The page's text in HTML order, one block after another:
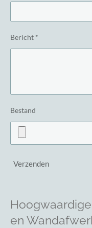
Bericht *
Bestand
Verzenden
en